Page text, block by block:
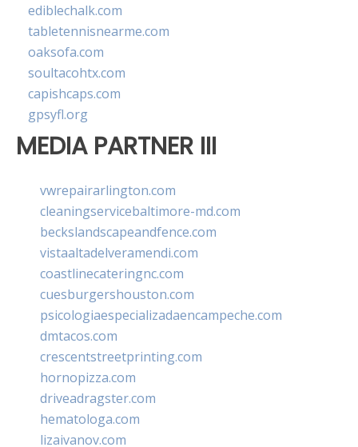
ediblechalk.com
tabletennisnearme.com
oaksofa.com
soultacohtx.com
capishcaps.com
gpsyfl.org
MEDIA PARTNER III
vwrepairarlington.com
cleaningservicebaltimore-md.com
beckslandscapeandfence.com
vistaaltadelveramendi.com
coastlinecateringnc.com
cuesburgershouston.com
psicologiaespecializadaencampeche.com
dmtacos.com
crescentstreetprinting.com
hornopizza.com
driveadragster.com
hematologa.com
lizaivanov.com